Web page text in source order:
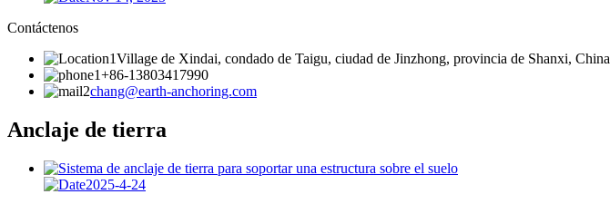
Contáctenos
Village de Xindai, condado de Taigu, ciudad de Jinzhong, provincia de Shanxi, China
+86-13803417990
chang@earth-anchoring.com
Anclaje de tierra
2025-4-24